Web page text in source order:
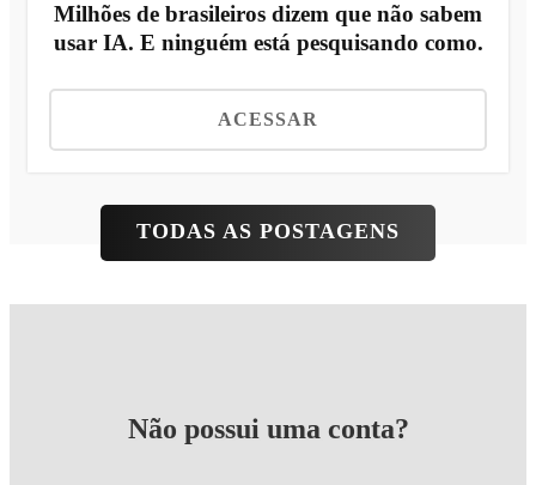
Milhões de brasileiros dizem que não sabem
usar IA. E ninguém está pesquisando como.
ACESSAR
TODAS AS POSTAGENS
Não possui uma conta?